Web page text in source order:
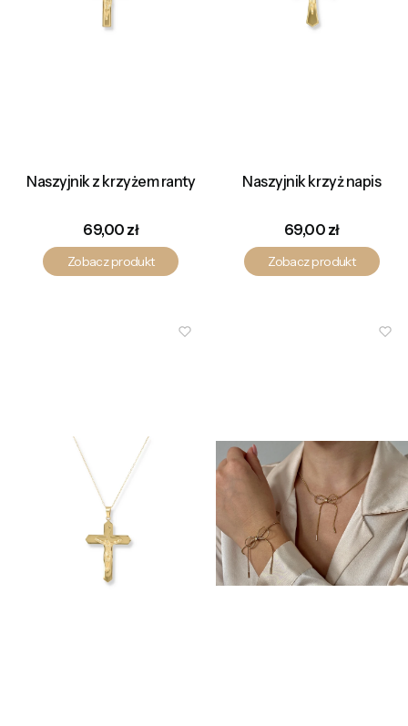
Naszyjnik z krzyżem ranty
Cena
69,00 zł
Zobacz produkt
Naszyjnik krzyż napis
Cena
69,00 zł
Zobacz produkt